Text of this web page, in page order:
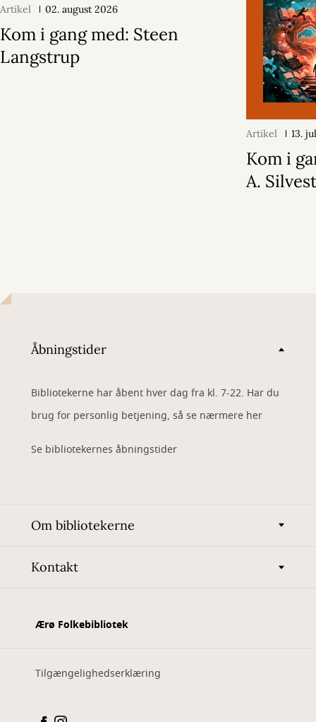
Artikel 02. august 2026
Kom i gang med: Steen
Langstrup
Artikel 13.
Kom i
A.
Åbningstider
Bibliotekerne har åbent hver dag fra kl. 7-22. Har du
brug for personlig betjening, så se nærmere her
Se bibliotekernes åbningstider
Om bibliotekerne
Kontakt
Ærø Folkebibliotek
Tilgængelighedserklæring